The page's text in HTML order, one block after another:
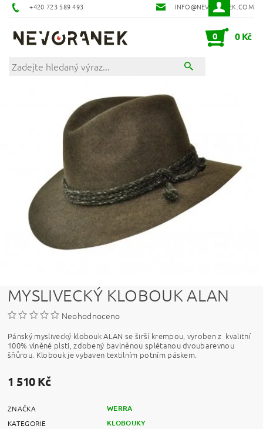
+420 723 589 493 INFO@NEVORANEK.COM
0 0 Kč
MYSLIVECKÝ KLOBOUK ALAN
Neohodnoceno
Pánský myslivecký klobouk ALAN se širší krempou, vyroben z kvalitní
100% vlněné plsti, zdobený bavlněnou splétanou dvoubarevnou
šňůrou. Klobouk je vybaven textilním potním páskem.
1 510 Kč
ZNAČKA WERRA
KATEGORIE KLOBOUKY